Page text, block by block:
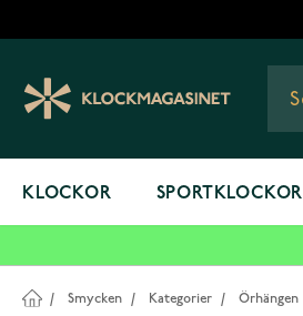
KLOCKOR SPORTKLOCKOR
/ Smycken / Kategorier / Örhängen